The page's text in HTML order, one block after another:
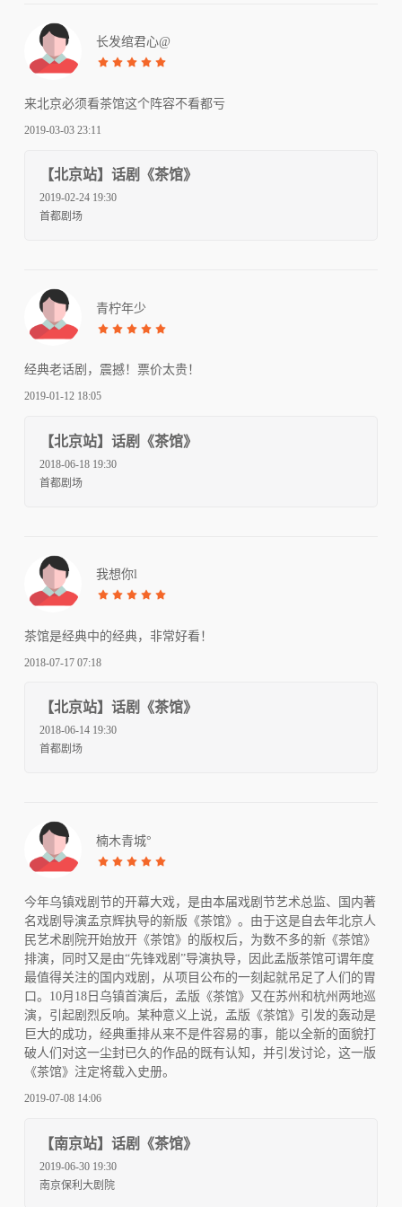
长发绾君心@
来北京必须看茶馆这个阵容不看都亏
2019-03-03 23:11
【北京站】话剧《茶馆》
2019-02-24 19:30
首都剧场
青柠年少
经典老话剧，震撼！票价太贵！
2019-01-12 18:05
【北京站】话剧《茶馆》
2018-06-18 19:30
首都剧场
我想你l
茶馆是经典中的经典，非常好看！
2018-07-17 07:18
【北京站】话剧《茶馆》
2018-06-14 19:30
首都剧场
楠木青城°
今年乌镇戏剧节的开幕大戏，是由本届戏剧节艺术总监、国内著
名戏剧导演孟京辉执导的新版《茶馆》。由于这是自去年北京人
民艺术剧院开始放开《茶馆》的版权后，为数不多的新《茶馆》
排演，同时又是由“先锋戏剧”导演执导，因此孟版茶馆可谓年度
最值得关注的国内戏剧，从项目公布的一刻起就吊足了人们的胃
口。10月18日乌镇首演后，孟版《茶馆》又在苏州和杭州两地巡
演，引起剧烈反响。某种意义上说，孟版《茶馆》引发的轰动是
巨大的成功，经典重排从来不是件容易的事，能以全新的面貌打
破人们对这一尘封已久的作品的既有认知，并引发讨论，这一版
《茶馆》注定将载入史册。
2019-07-08 14:06
【南京站】话剧《茶馆》
2019-06-30 19:30
南京保利大剧院